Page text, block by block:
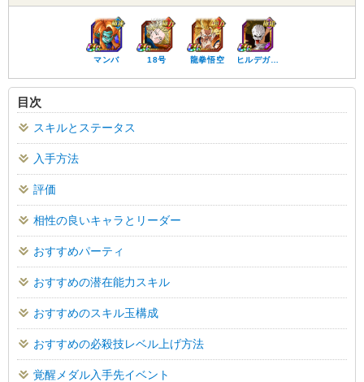
マンバ 18号 龍拳悟空 ヒルデガ…
目次
スキルとステータス
入手方法
評価
相性の良いキャラとリーダー
おすすめパーティ
おすすめの潜在能力スキル
おすすめのスキル玉構成
おすすめの必殺技レベル上げ方法
覚醒メダル入手先イベント